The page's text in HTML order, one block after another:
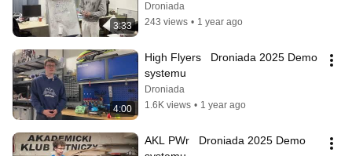
3:33
Droniada
243 views • 1 year ago
4:00
High Flyers   Droniada 2025 Demo
systemu
Droniada
1.6K views • 1 year ago
AKL PWr   Droniada 2025 Demo